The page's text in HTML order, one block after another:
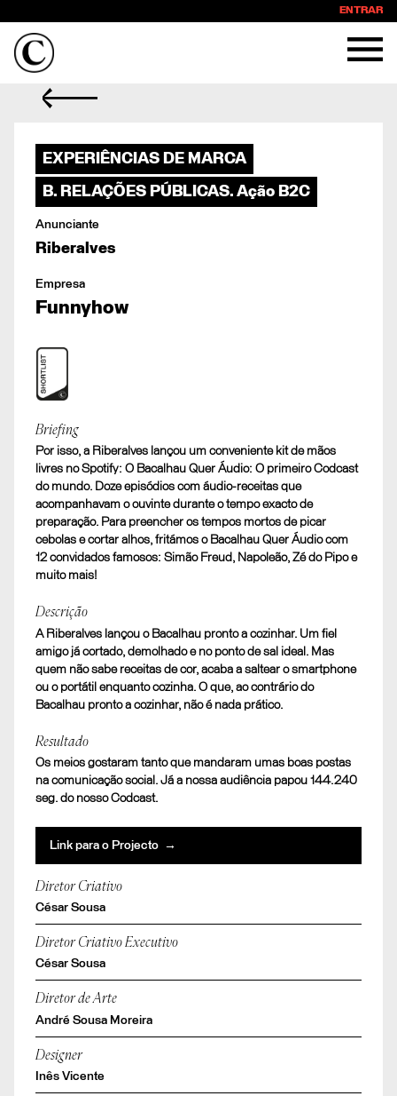
ENTRAR
EXPERIÊNCIAS DE MARCA
B. RELAÇÕES PÚBLICAS. Ação B2C
Anunciante
Riberalves
Empresa
Funnyhow
Riberalves – O Bacalhau Quer Áudio
B. RELAÇÕES PÚBLICAS. Ação B2C
Briefing
Por isso, a Riberalves lançou um conveniente kit de mãos
livres no Spotify: O Bacalhau Quer Áudio: O primeiro Codcast
do mundo. Doze episódios com áudio-receitas que
acompanhavam o ouvinte durante o tempo exacto de
preparação. Para preencher os tempos mortos de picar
cebolas e cortar alhos, fritámos o Bacalhau Quer Áudio com
12 convidados famosos: Simão Freud, Napoleão, Zé do Pipo e
muito mais!
Descrição
A Riberalves lançou o Bacalhau pronto a cozinhar. Um fiel
amigo já cortado, demolhado e no ponto de sal ideal. Mas
quem não sabe receitas de cor, acaba a saltear o smartphone
ou o portátil enquanto cozinha. O que, ao contrário do
Bacalhau pronto a cozinhar, não é nada prático.
Resultado
Os meios gostaram tanto que mandaram umas boas postas
na comunicação social. Já a nossa audiência papou 144.240
seg. do nosso Codcast.
Link para o Projecto →
Diretor Criativo
César Sousa
Diretor Criativo Executivo
César Sousa
Diretor de Arte
André Sousa Moreira
Designer
Inês Vicente